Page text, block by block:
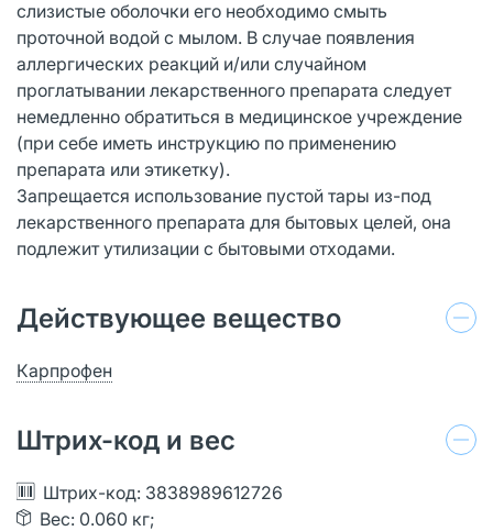
слизистые оболочки его необходимо смыть
проточной водой с мылом. В случае появления
аллергических реакций и/или случайном
проглатывании лекарственного препарата следует
немедленно обратиться в медицинское учреждение
(при себе иметь инструкцию по применению
препарата или этикетку).
Запрещается использование пустой тары из-под
лекарственного препарата для бытовых целей, она
подлежит утилизации с бытовыми отходами.
Действующее вещество
Карпрофен
Штрих-код и вес
Штрих-код: 3838989612726
Вес: 0.060 кг;